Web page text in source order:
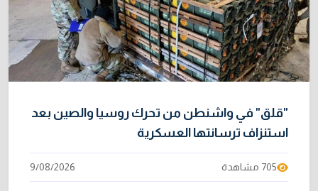
"قلق" في واشنطن من تحرك روسيا والصين بعد
استنزاف ترسانتها العسكرية
705 مشاهدة 9/08/2026